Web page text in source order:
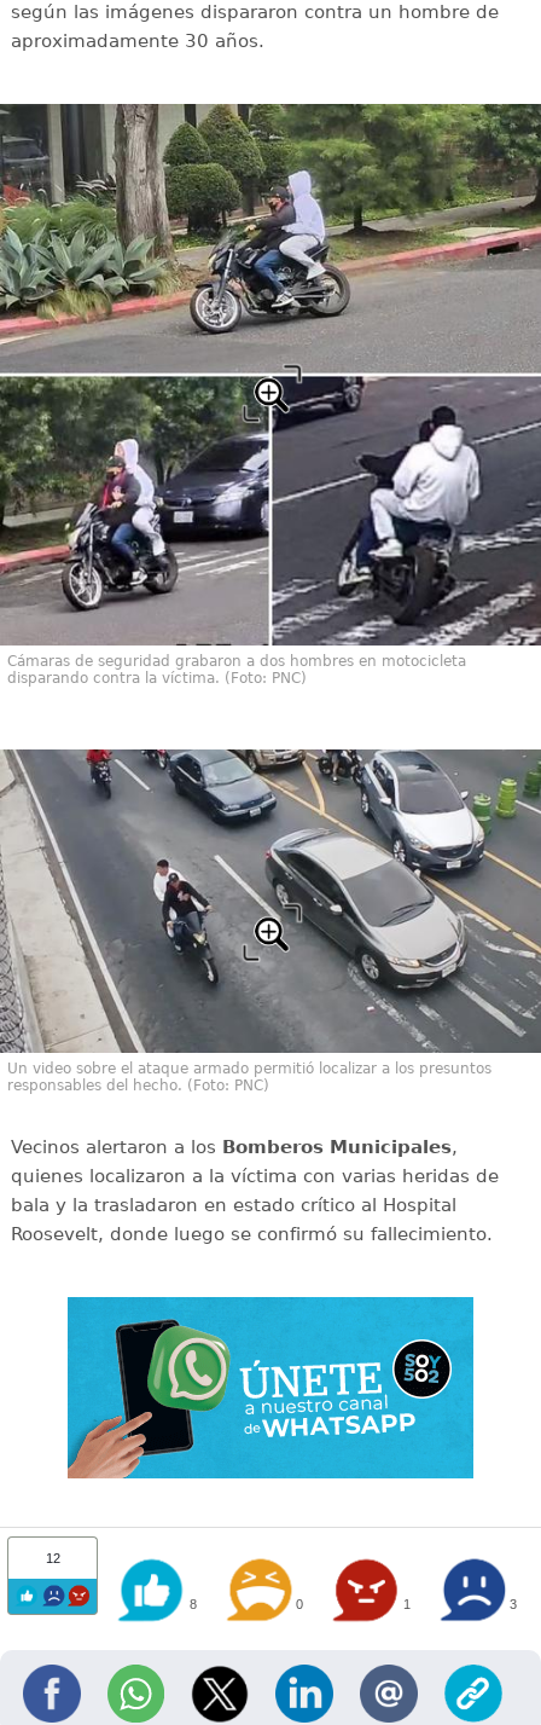
según las imágenes dispararon contra un hombre de
aproximadamente 30 años.
Cámaras de seguridad grabaron a dos hombres en motocicleta
disparando contra la víctima. (Foto: PNC)
Un video sobre el ataque armado permitió localizar a los presuntos
responsables del hecho. (Foto: PNC)
Vecinos alertaron a los Bomberos Municipales,
quienes localizaron a la víctima con varias heridas de
bala y la trasladaron en estado crítico al Hospital
Roosevelt, donde luego se confirmó su fallecimiento.
12
8 0 1 3